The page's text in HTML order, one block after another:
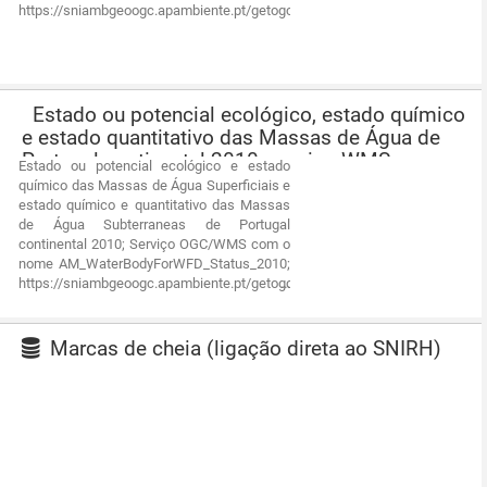
https://sniambgeoogc.apambiente.pt/getogc/services/SNIAmb/
Estado ou potencial ecológico, estado químico
e estado quantitativo das Massas de Água de
Portugal continental 2010: serviço WMS
Estado ou potencial ecológico e estado
químico das Massas de Água Superficiais e
estado químico e quantitativo das Massas
de Água Subterraneas de Portugal
continental 2010; Serviço OGC/WMS com o
nome AM_WaterBodyForWFD_Status_2010;
https://sniambgeoogc.apambiente.pt/getogc/services/SNIAmb/
Marcas de cheia (ligação direta ao SNIRH)